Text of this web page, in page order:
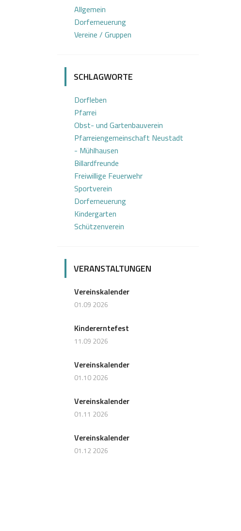
Allgemein
Dorferneuerung
Vereine / Gruppen
SCHLAGWORTE
Dorfleben
Pfarrei
Obst- und Gartenbauverein
Pfarreiengemeinschaft Neustadt
- Mühlhausen
Billardfreunde
Freiwillige Feuerwehr
Sportverein
Dorferneuerung
Kindergarten
Schützenverein
VERANSTALTUNGEN
Vereinskalender
01.09 2026
Kindererntefest
11.09 2026
Vereinskalender
01.10 2026
Vereinskalender
01.11 2026
Vereinskalender
01.12 2026